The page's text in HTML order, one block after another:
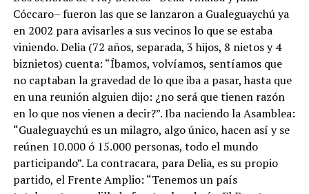
Cóccaro– fueron las que se lanzaron a Gualeguaychú ya
en 2002 para avisarles a sus vecinos lo que se estaba
viniendo. Delia (72 años, separada, 3 hijos, 8 nietos y 4
biznietos) cuenta: “Íbamos, volvíamos, sentíamos que
no captaban la gravedad de lo que iba a pasar, hasta que
en una reunión alguien dijo: ¿no será que tienen razón
en lo que nos vienen a decir?”. Iba naciendo la Asamblea:
“Gualeguaychú es un milagro, algo único, hacen así y se
reúnen 10.000 ó 15.000 personas, todo el mundo
participando”. La contracara, para Delia, es su propio
partido, el Frente Amplio: “Tenemos un país